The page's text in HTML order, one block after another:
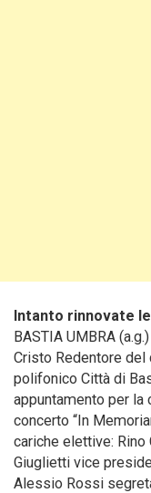
Intanto rinnovate
BASTIA UMBRA
Cristo Redentore
polifonico Città di
appuntamento per
concerto “In
cariche elettive:
Giuglietti vice
Alessio Rossi